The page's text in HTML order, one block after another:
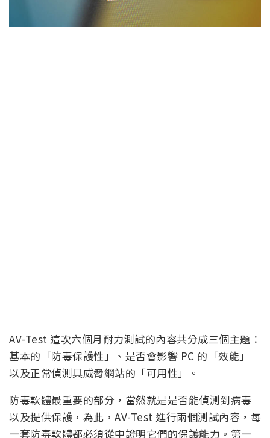
AV-Test 這次六個月耐力測試的內容共分成三個主題：
基本的「防毒保護性」、是否會影響 PC 的「效能」
以及正常偵測具威脅網站的「可用性」。
防毒軟體最重要的部分，當然就是是否能偵測到病毒
以及提供保護，為此，AV-Test 進行兩個測試內容，每
一套防毒軟體都必須從中證明它們的保護能力。第一